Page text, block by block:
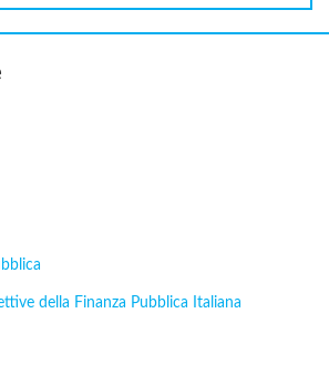
della Finanza Pubblica Italiana